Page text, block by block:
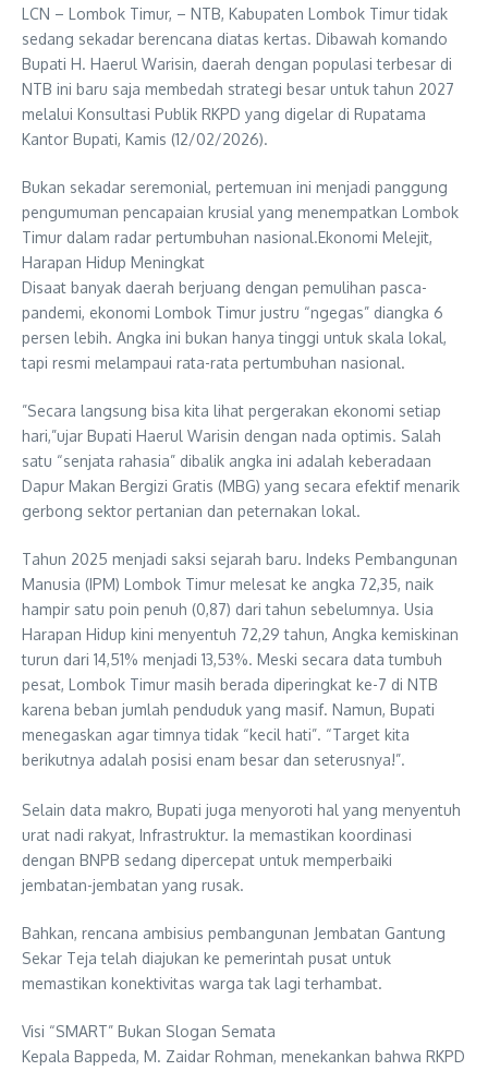
LCN – Lombok Timur, – NTB, Kabupaten Lombok Timur tidak
sedang sekadar berencana diatas kertas. Dibawah komando
Bupati H. Haerul Warisin, daerah dengan populasi terbesar di
NTB ini baru saja membedah strategi besar untuk tahun 2027
melalui Konsultasi Publik RKPD yang digelar di Rupatama
Kantor Bupati, Kamis (12/02/2026).
​Bukan sekadar seremonial, pertemuan ini menjadi panggung
pengumuman pencapaian krusial yang menempatkan Lombok
Timur dalam radar pertumbuhan nasional.Ekonomi Melejit,
Harapan Hidup Meningkat
​Disaat banyak daerah berjuang dengan pemulihan pasca-
pandemi, ekonomi Lombok Timur justru “ngegas” diangka 6
persen lebih. Angka ini bukan hanya tinggi untuk skala lokal,
tapi resmi melampaui rata-rata pertumbuhan nasional.
​”Secara langsung bisa kita lihat pergerakan ekonomi setiap
hari,”ujar Bupati Haerul Warisin dengan nada optimis. Salah
satu “senjata rahasia” dibalik angka ini adalah keberadaan
Dapur Makan Bergizi Gratis (MBG) yang secara efektif menarik
gerbong sektor pertanian dan peternakan lokal.
​​Tahun 2025 menjadi saksi sejarah baru. Indeks Pembangunan
Manusia (IPM) Lombok Timur melesat ke angka 72,35, naik
hampir satu poin penuh (0,87) dari tahun sebelumnya. Usia
Harapan Hidup kini menyentuh 72,29 tahun, Angka kemiskinan
turun dari 14,51% menjadi 13,53%. Meski secara data tumbuh
pesat, Lombok Timur masih berada diperingkat ke-7 di NTB
karena beban jumlah penduduk yang masif. Namun, Bupati
menegaskan agar timnya tidak “kecil hati”. “Target kita
berikutnya adalah posisi enam besar dan seterusnya!”.
​Selain data makro, Bupati juga menyoroti hal yang menyentuh
urat nadi rakyat, Infrastruktur. Ia memastikan koordinasi
dengan BNPB sedang dipercepat untuk memperbaiki
jembatan-jembatan yang rusak.
Bahkan, rencana ambisius pembangunan Jembatan Gantung
Sekar Teja telah diajukan ke pemerintah pusat untuk
memastikan konektivitas warga tak lagi terhambat.
​Visi “SMART” Bukan Slogan Semata
​Kepala Bappeda, M. Zaidar Rohman, menekankan bahwa RKPD